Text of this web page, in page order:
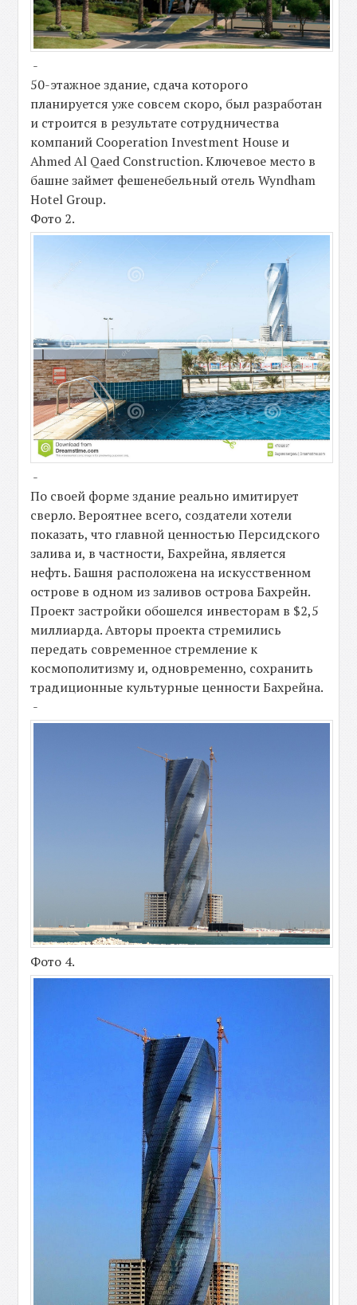
-
50-этажное здание, сдача которого
планируется уже совсем скоро, был разработан
и строится в результате сотрудничества
компаний Cooperation Investment House и
Ahmed Al Qaed Construction. Ключевое место в
башне займет фешенебельный отель Wyndham
Hotel Group.
Фото 2.
-
По своей форме здание реально имитирует
сверло. Вероятнее всего, создатели хотели
показать, что главной ценностью Персидского
залива и, в частности, Бахрейна, является
нефть. Башня расположена на искусственном
острове в одном из заливов острова Бахрейн.
Проект застройки обошелся инвесторам в $2,5
миллиарда. Авторы проекта стремились
передать современное стремление к
космополитизму и, одновременно, сохранить
традиционные культурные ценности Бахрейна.
-
Фото 4.